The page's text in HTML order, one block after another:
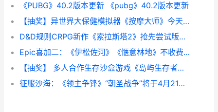
《PUBG》40.2版本更新 《pubg》40.2版本更新
【抽奖】异世界大保健模拟器《按摩大师》今天正式登陆Steam 异世界抽奖无双
D&D规则CRPG新作《索拉斯塔2》抢先尝试版现已推出 drc规则有哪些
Epic喜加二：《伊松佐河》《惬意林地》不收费领 epic喜加一网站
【抽奖】 多人合作生存沙盒游戏《岛屿生存者》最新DLC“冰霜堡垒”今天上线 多人抽牌游戏
征服沙海：《领主争锋》“朝圣战争”将于4月21日上线